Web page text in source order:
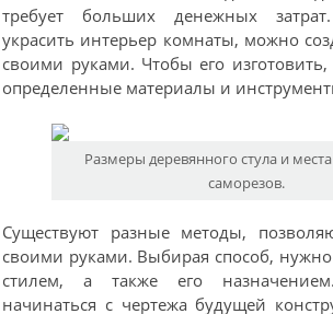
требует больших денежных
украсить интерьер комнаты, можно
своими руками. Чтобы его
определенные материалы и
Размеры деревянного стула и
саморезов.
Существуют разные методы,
своими руками. Выбирая способ, нужно
стилем, а также его
начинаться с чертежа будущей